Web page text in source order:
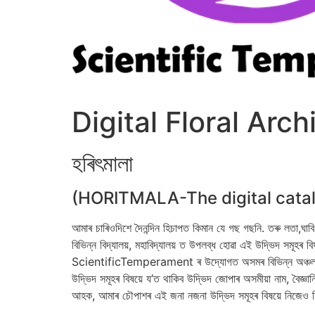
Digital Floral
হৰিৎমালা
(HORITMALA-The digital
আমাৰ চাৰিওদিশে দৈনন্দিন হিচাপত কিমান যে গছ গছনি. তৰু
বিভিন্ন বিদ্যালয়, মহাবিদ্যালয় ত উপলব্ধ হোৱা এই উদ্ভিদ
ScientificTemperament ৰ উদ্যোগত অসমৰ বিভিন্ন অঞ্চলত
উদ্ভিদ সমূহৰ বিষয়ে য’ত থাকিব উদ্ভিদ জোপাৰ অসমীয়া নাম,
আহক, আমাৰ চৌপাশৰ এই জনা নজনা উদ্ভিদ সমূহৰ বিষয়ে